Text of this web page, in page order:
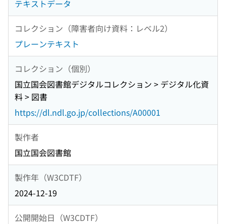
テキストデータ
コレクション（障害者向け資料：レベル2）
プレーンテキスト
コレクション（個別）
国立国会図書館デジタルコレクション > デジタル化資
料 > 図書
https://dl.ndl.go.jp/collections/A00001
製作者
国立国会図書館
製作年（W3CDTF）
2024-12-19
公開開始日（W3CDTF）